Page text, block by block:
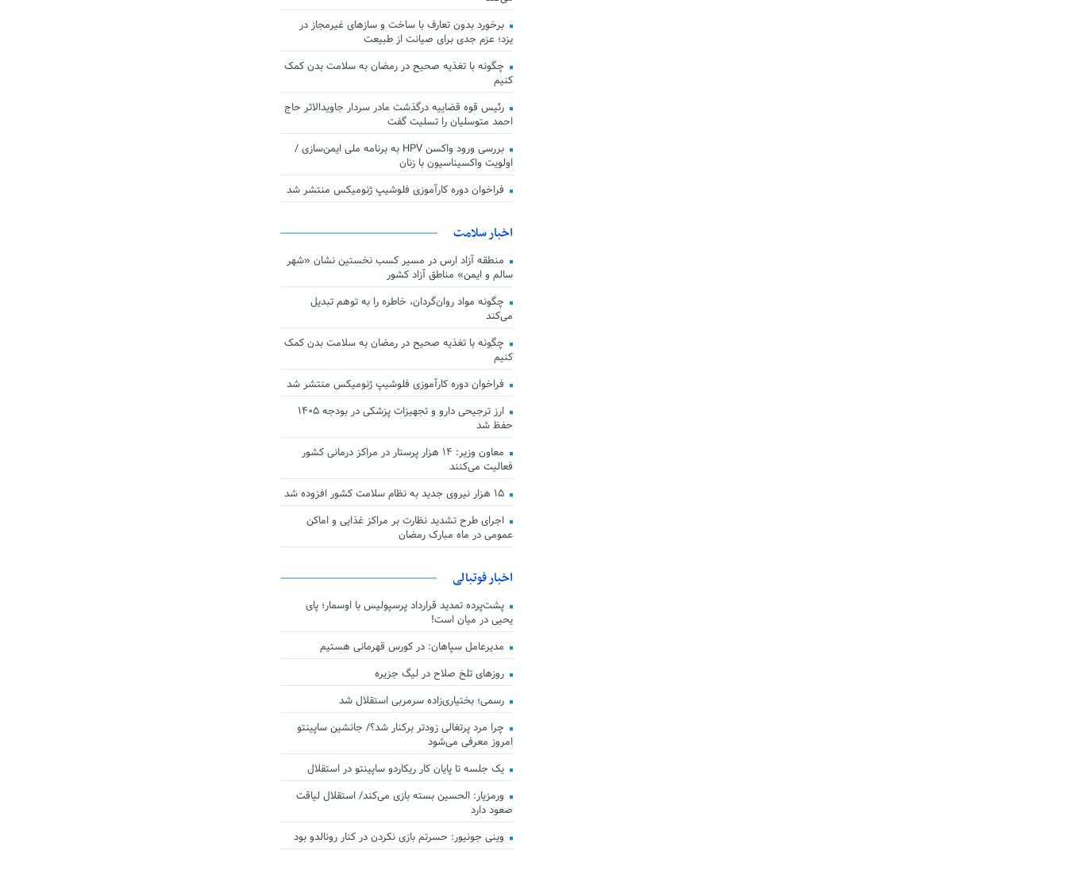
برخورد بدون تعارف با ساخت‌ و سازهای غیرمجاز در
یزد؛ عزم جدی برای صیانت از طبیعت
چگونه با تغذیه صحیح در رمضان به سلامت بدن کمک
کنیم
رئیس قوه قضاییه درگذشت مادر سردار جاویدالاثر حاج
احمد متوسلیان را تسلیت گفت
بررسی ورود واکسن HPV به برنامه ملی ایمن‌سازی /
اولویت واکسیناسیون با زنان
فراخوان دوره کارآموزی فلوشیپ ژنومیکس منتشر شد
اخبار سلامت
منطقه آزاد ارس در مسیر کسب نخستین نشان «شهر
سالم و ایمن» مناطق آزاد کشور
چگونه مواد روان‌گردان، خاطره را به توهم تبدیل
می‌کند
چگونه با تغذیه صحیح در رمضان به سلامت بدن کمک
کنیم
فراخوان دوره کارآموزی فلوشیپ ژنومیکس منتشر شد
ارز ترجیحی دارو و تجهیزات پزشکی در بودجه ۱۴۰۵
حفظ شد
معاون وزیر: ۱۴ هزار پرستار در مراکز درمانی کشور
فعالیت می‌کنند
۱۵ هزار نیروی جدید به نظام سلامت کشور افزوده شد
اجرای طرح تشدید نظارت بر مراکز غذایی و اماکن
عمومی در ماه مبارک رمضان
اخبار فوتبالی
پشت‌پرده تمدید قرارداد پرسپولیس با اوسمار؛ پای
یحیی در میان است!
مدیرعامل سپاهان: در کورس قهرمانی هستیم
روزهای تلخ صلاح در لیگ جزیره
رسمی؛ بختیاری‌زاده سرمربی استقلال شد
چرا مرد پرتغالی زودتر برکنار شد؟/ جانشین ساپینتو
امروز معرفی می‌شود
یک جلسه تا پایان کار ریکاردو ساپینتو در استقلال
ورمزیار: الحسین بسته بازی می‌کند/ استقلال لیاقت
صعود دارد
وینی جونیور: حسرتم بازی نکردن در کنار رونالدو بود